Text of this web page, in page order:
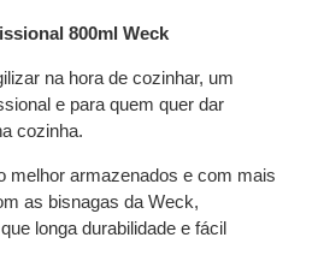
800ml Weck
na hora de cozinhar, um
e para quem quer dar
cozinha.
melhor armazenados e com mais
as bisnagas da Weck,
longa durabilidade e fácil